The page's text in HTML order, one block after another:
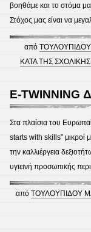
βοηθάμε και το στόμα
Στόχος μας είναι να
από
ΚΑΤΑ ΤΗΣ
E-TWINNING
Στα πλαίσια του
starts with skills” μικροί
την καλλιέργεια
υγιεινή προσωπικής
απόΤΟΥΛΟΥΠΙΔΟΥ